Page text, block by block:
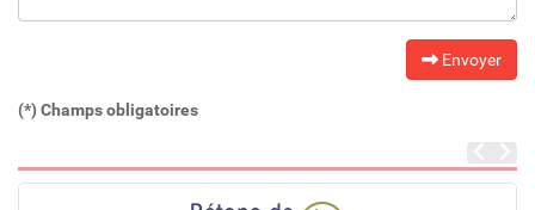
Envoyer
(*) Champs obligatoires